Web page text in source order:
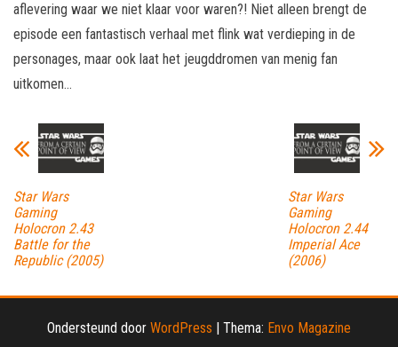
aflevering waar we niet klaar voor waren?! Niet alleen brengt de
episode een fantastisch verhaal met flink wat verdieping in de
personages, maar ook laat het jeugddromen van menig fan
uitkomen…
Star Wars
Gaming
Holocron 2.43
Battle for the
Republic (2005)
Star Wars
Gaming
Holocron 2.44
Imperial Ace
(2006)
Ondersteund door WordPress | Thema: Envo Magazine